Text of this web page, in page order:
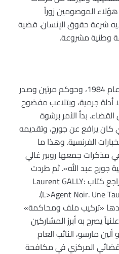
الموصومين زوراً
شرعة حقوق الإنسان. قضية
وطنية مشروعة.
اعتُقل جورج عبد الله في فرنسا عام 1984، وحوكم مرتين وصدر
المؤبد بحقه عام 1987بلا أدلة جرمية، وبتلاعب مفضوح
بدأ الأمر برشوة
كان يرافع عن جورج، وتقديمه
الفرنسية. وهذا ما
مذكرات جمعها روبير غالي
جورج عبد الله». ثم طردت
نقابة المحامين هذا المحامي (راجع كتاب Laurent GALLY:
L>Agent Noir. Une
«تركيب ملف ومحاكمة»
يصرح به أبرز المشاركين
مارسو، النائب العام
المركزي في مكافحة